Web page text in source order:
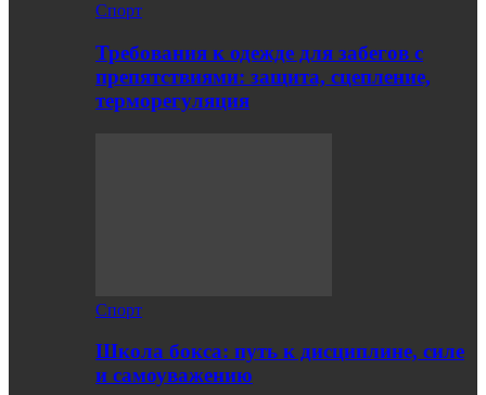
Спорт
Требования к одежде для забегов с
препятствиями: защита, сцепление,
терморегуляция
Спорт
Школа бокса: путь к дисциплине, силе
и самоуважению